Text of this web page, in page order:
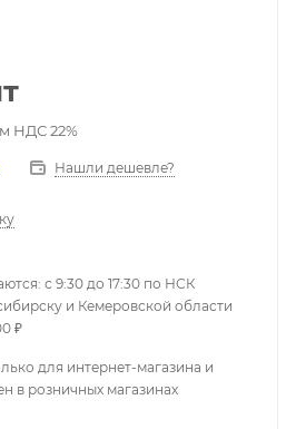
НДС 22%
Нашли дешевле?
с 9:30 до 17:30 по НСК
и Кемеровской области
₽
для интернет-магазина и
в розничных магазинах